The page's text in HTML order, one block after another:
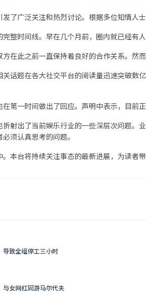
了广泛关注和热烈讨论。根据多位知情人
整时间线。早在几个月前，圈内就已经有
在此之前一直保持着良好的合作关系。然
话题在各大社交平台的阅读量迅速突破
第一时间做出了回应。声明中表示，目前
射出了当前娱乐行业的一些深层次问题
须认真思考的问题。
本台将持续关注事态的最新进展，为读者
导致全组停工三小时
与女网红同游马尔代夫